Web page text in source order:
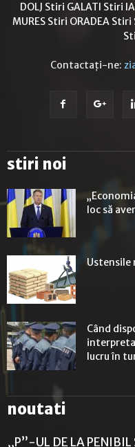
DOLJ Stiri GALATI Stiri
MURES Stiri ORADEA Stiri
Contactați-ne:
stiri noi
loc să
Ustensile
Când
lucru în
noutati
„P”-UL DE LA PENIBIL